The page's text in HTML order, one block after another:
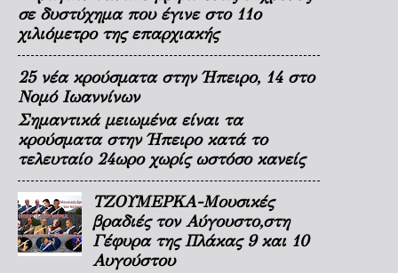
σε δυστύχημα που έγινε στο 11ο
χιλιόμετρο της επαρχιακής
25 νέα κρούσματα στην Ήπειρο, 14 στο
Νομό Ιωαννίνων
Σημαντικά μειωμένα είναι τα
κρούσματα στην Ήπειρο κατά το
τελευταίο 24ωρο χωρίς ωστόσο κανείς
ΤΖΟΥΜΕΡΚΑ-Μουσικές
βραδιές τον Αύγουστο,στη
Γέφυρα της Πλάκας 9 και 10
Αυγούστου